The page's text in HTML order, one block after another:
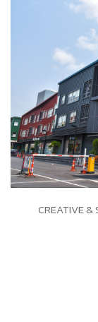
CREATIVE